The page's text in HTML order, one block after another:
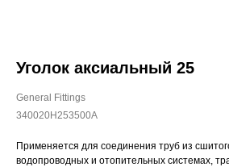
Уголок аксиальный 25
General Fittings
340020H253500A
Применяется для соединения труб из
водопроводных и отопительных системах,